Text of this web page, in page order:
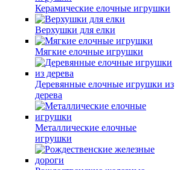
Керамические елочные игрушки
Верхушки для елки
Мягкие елочные игрушки
Деревянные елочные игрушки из
дерева
Металлические елочные
игрушки